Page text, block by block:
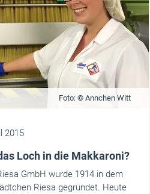
Foto: © Annchen Witt
2015
Loch in die Makkaroni?
GmbH wurde 1914 in dem
Riesa gegründet. Heute